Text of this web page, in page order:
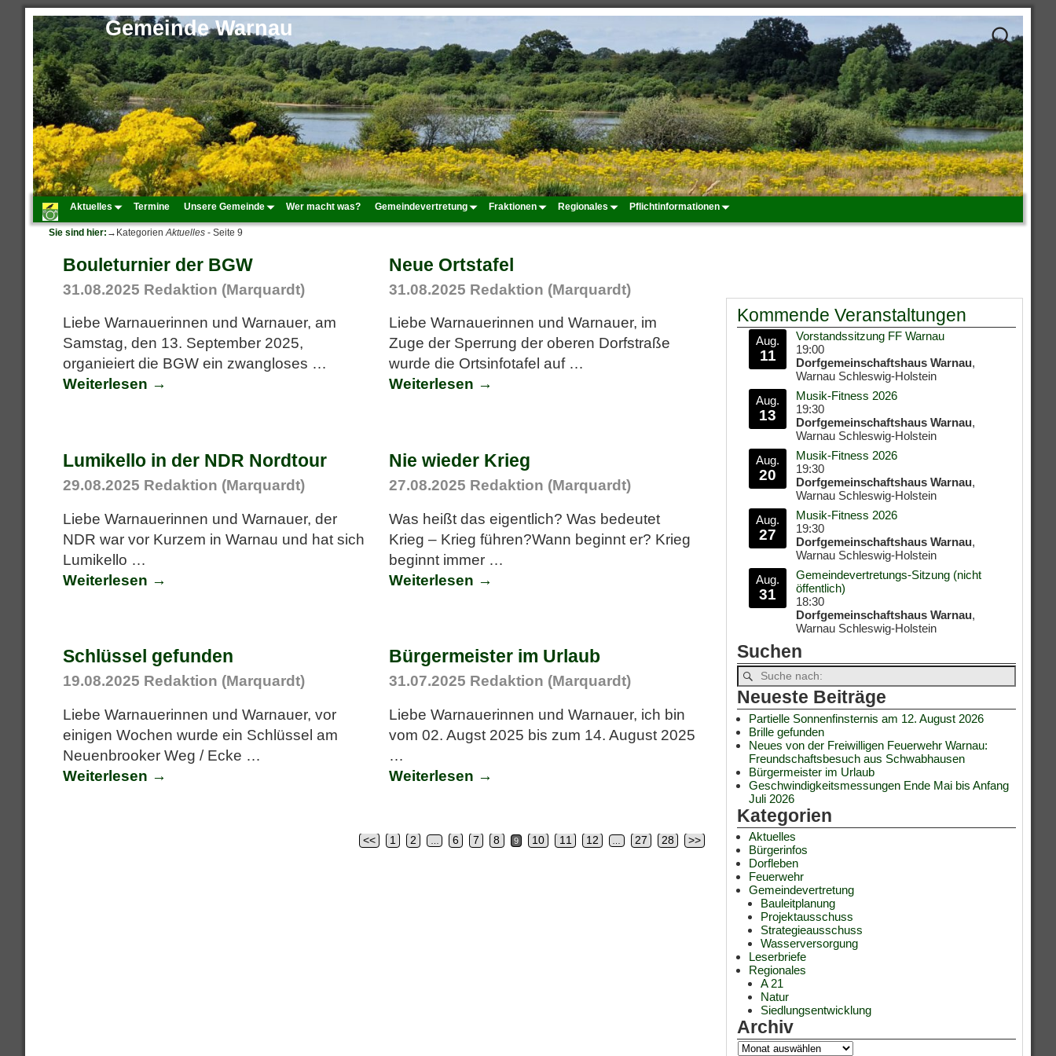
Gemeinde Warnau
Aktuelles Termine Unsere Gemeinde Wer macht was? Gemeindevertretung Fraktionen Regionales Pflichtinformationen
Sie sind hier: →KategorienAktuelles - Seite 9
Bouleturnier der BGW
31.08.2025 Redaktion (Marquardt)
Liebe Warnauerinnen und Warnauer, am
Samstag, den 13. September 2025,
organieiert die BGW ein zwangloses …
Weiterlesen →
Neue Ortstafel
31.08.2025 Redaktion (Marquardt)
Liebe Warnauerinnen und Warnauer, im
Zuge der Sperrung der oberen Dorfstraße
wurde die Ortsinfotafel auf …
Weiterlesen →
Lumikello in der NDR Nordtour
29.08.2025 Redaktion (Marquardt)
Liebe Warnauerinnen und Warnauer, der
NDR war vor Kurzem in Warnau und hat sich
Lumikello …
Weiterlesen →
Nie wieder Krieg
27.08.2025 Redaktion (Marquardt)
Was heißt das eigentlich? Was bedeutet
Krieg – Krieg führen?Wann beginnt er? Krieg
beginnt immer …
Weiterlesen →
Schlüssel gefunden
19.08.2025 Redaktion (Marquardt)
Liebe Warnauerinnen und Warnauer, vor
einigen Wochen wurde ein Schlüssel am
Neuenbrooker Weg / Ecke …
Weiterlesen →
Bürgermeister im Urlaub
31.07.2025 Redaktion (Marquardt)
Liebe Warnauerinnen und Warnauer, ich bin
vom 02. Augst 2025 bis zum 14. August 2025
…
Weiterlesen →
<< 1 2 6 7 8 9 10 11 12 27 28 >>
Kommende Veranstaltungen
Aug.
11
Vorstandssitzung FF Warnau
19:00
Dorfgemeinschaftshaus Warnau,
Warnau Schleswig-Holstein
Aug.
13
Musik-Fitness 2026
19:30
Dorfgemeinschaftshaus Warnau,
Warnau Schleswig-Holstein
Aug.
20
Musik-Fitness 2026
19:30
Dorfgemeinschaftshaus Warnau,
Warnau Schleswig-Holstein
Aug.
27
Musik-Fitness 2026
19:30
Dorfgemeinschaftshaus Warnau,
Warnau Schleswig-Holstein
Aug.
31
Gemeindevertretungs-Sitzung (nicht
öffentlich)
18:30
Dorfgemeinschaftshaus Warnau,
Warnau Schleswig-Holstein
Suchen
Neueste Beiträge
Partielle Sonnenfinsternis am 12. August 2026
Brille gefunden
Neues von der Freiwilligen Feuerwehr Warnau:
Freundschaftsbesuch aus Schwabhausen
Bürgermeister im Urlaub
Geschwindigkeitsmessungen Ende Mai bis Anfang
Juli 2026
Kategorien
Aktuelles
Bürgerinfos
Dorfleben
Feuerwehr
Gemeindevertretung
Bauleitplanung
Projektausschuss
Strategieausschuss
Wasserversorgung
Leserbriefe
Regionales
A 21
Natur
Siedlungsentwicklung
Archiv